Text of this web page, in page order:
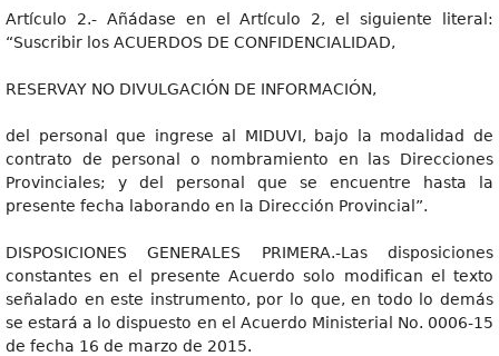
Artículo 2.- Añádase en el Artículo 2, el siguiente literal:
“Suscribir los ACUERDOS DE CONFIDENCIALIDAD,
RESERVAY NO DIVULGACIÓN DE INFORMACIÓN,
del personal que ingrese al MIDUVI, bajo la modalidad de
contrato de personal o nombramiento en las Direcciones
Provinciales; y del personal que se encuentre hasta la
presente fecha laborando en la Dirección Provincial”.
DISPOSICIONES GENERALES PRIMERA.-Las disposiciones
constantes en el presente Acuerdo solo modifican el texto
señalado en este instrumento, por lo que, en todo lo demás
se estará a lo dispuesto en el Acuerdo Ministerial No. 0006-15
de fecha 16 de marzo de 2015.